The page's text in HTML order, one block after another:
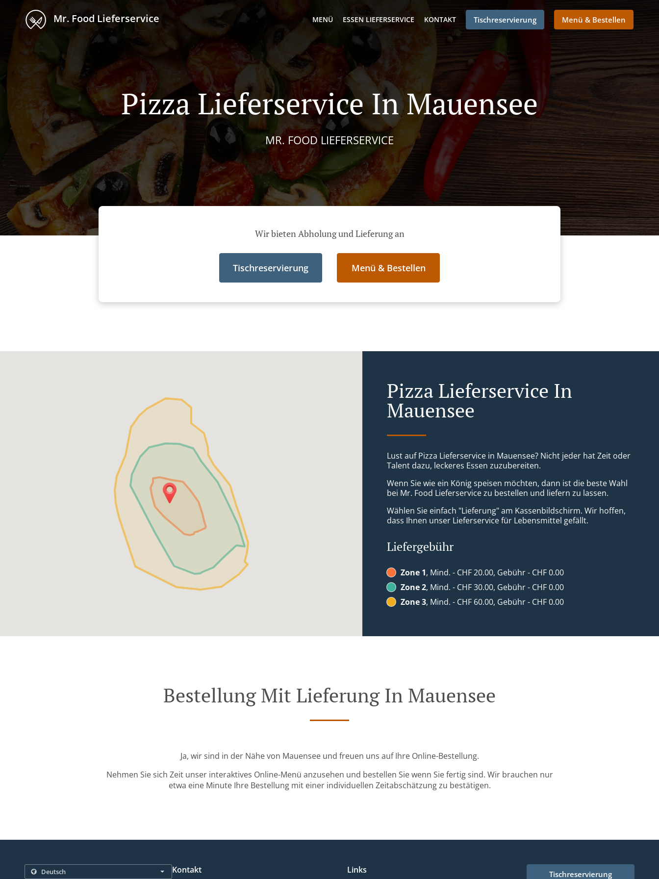
Mr. Food Lieferservice MENÜ ESSEN LIEFERSERVICE KONTAKT Tischreservierung Menü & Bestellen
Pizza Lieferservice In Mauensee
MR. FOOD LIEFERSERVICE
Wir bieten Abholung und Lieferung an
Tischreservierung Menü & Bestellen
Pizza Lieferservice In
Mauensee
Lust auf Pizza Lieferservice in Mauensee? Nicht jeder hat Zeit oder
Talent dazu, leckeres Essen zuzubereiten.
Wenn Sie wie ein König speisen möchten, dann ist die beste Wahl
bei Mr. Food Lieferservice zu bestellen und liefern zu lassen.
Wählen Sie einfach "Lieferung" am Kassenbildschirm. Wir hoffen,
dass Ihnen unser Lieferservice für Lebensmittel gefällt.
Liefergebühr
Zone 1, Mind. - CHF 20.00, Gebühr - CHF 0.00
Zone 2, Mind. - CHF 30.00, Gebühr - CHF 0.00
Zone 3, Mind. - CHF 60.00, Gebühr - CHF 0.00
Bestellung Mit Lieferung In Mauensee
Ja, wir sind in der Nähe von Mauensee und freuen uns auf Ihre Online-Bestellung.
Nehmen Sie sich Zeit unser interaktives Online-Menü anzusehen und bestellen Sie wenn Sie fertig sind. Wir brauchen nur
etwa eine Minute Ihre Bestellung mit einer individuellen Zeitabschätzung zu bestätigen.
Kontakt Links Tischreservierung